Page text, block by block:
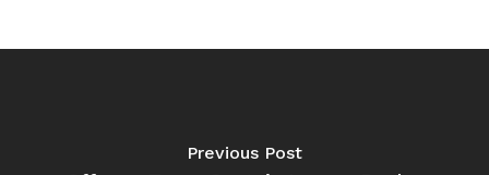
Previous Post